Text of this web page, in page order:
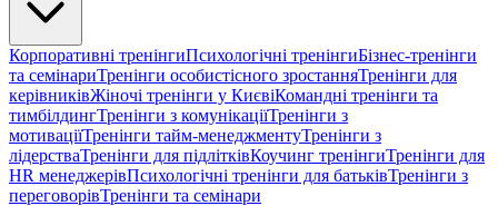
Корпоративні тренінгиПсихологічні тренінгиБізнес-тренінги
та семінариТренінги особистісного зростанняТренінги для
керівниківЖіночі тренінги у КиєвіКомандні тренінги та
тимбілдингТренінги з комунікаціїТренінги з
мотиваціїТренінги тайм-менеджментуТренінги з
лідерстваТренінги для підлітківКоучинг тренінгиТренінги для
HR менеджерівПсихологічні тренінги для батьківТренінги з
переговорівТренінги та семінари